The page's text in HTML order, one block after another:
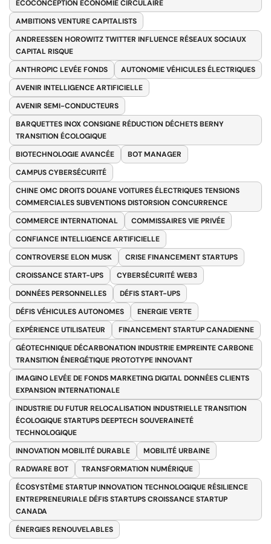
ÉCOCONCEPTION ÉCONOMIE CIRCULAIRE
AMBITIONS VENTURE CAPITALISTS
ANDREESSEN HOROWITZ TWITTER INFLUENCE RÉSEAUX SOCIAUX
CAPITAL RISQUE
ANTHROPIC LEVÉE FONDS
AUTONOMIE VÉHICULES ÉLECTRIQUES
AVENIR INTELLIGENCE ARTIFICIELLE
AVENIR SEMI-CONDUCTEURS
BARQUETTES INOX CONSIGNE RÉDUCTION DÉCHETS BERNY
TRANSITION ÉCOLOGIQUE
BIOTECHNOLOGIE AVANCÉE
BOT MANAGER
CAMPUS CYBERSÉCURITÉ
CHINE OMC DROITS DOUANE VOITURES ÉLECTRIQUES TENSIONS
COMMERCIALES SUBVENTIONS DISTORSION CONCURRENCE
COMMERCE INTERNATIONAL
COMMISSAIRES VIE PRIVÉE
CONFIANCE INTELLIGENCE ARTIFICIELLE
CONTROVERSE ELON MUSK
CRISE FINANCEMENT STARTUPS
CROISSANCE START-UPS
CYBERSÉCURITÉ WEB3
DONNÉES PERSONNELLES
DÉFIS START-UPS
DÉFIS VÉHICULES AUTONOMES
ENERGIE VERTE
EXPÉRIENCE UTILISATEUR
FINANCEMENT STARTUP CANADIENNE
GÉOTECHNIQUE DÉCARBONATION INDUSTRIE EMPREINTE CARBONE
TRANSITION ÉNERGÉTIQUE PROTOTYPE INNOVANT
IMAGINO LEVÉE DE FONDS MARKETING DIGITAL DONNÉES CLIENTS
EXPANSION INTERNATIONALE
INDUSTRIE DU FUTUR RELOCALISATION INDUSTRIELLE TRANSITION
ÉCOLOGIQUE STARTUPS DEEPTECH SOUVERAINETÉ
TECHNOLOGIQUE
INNOVATION MOBILITÉ DURABLE
MOBILITÉ URBAINE
RADWARE BOT
TRANSFORMATION NUMÉRIQUE
ÉCOSYSTÈME STARTUP INNOVATION TECHNOLOGIQUE RÉSILIENCE
ENTREPRENEURIALE DÉFIS STARTUPS CROISSANCE STARTUP
CANADA
ÉNERGIES RENOUVELABLES